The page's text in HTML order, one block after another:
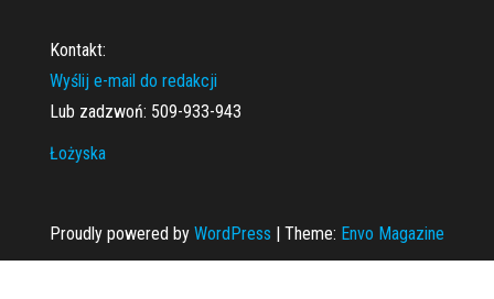
Kontakt:
Wyślij e-mail do redakcji
Lub zadzwoń: 509-933-943
Łożyska
Proudly powered by WordPress | Theme: Envo Magazine